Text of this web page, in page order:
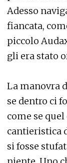
Adesso
fiancata,
piccolo
gli era stato
La manovra
se dentro ci
come se
cantieristica
si fosse